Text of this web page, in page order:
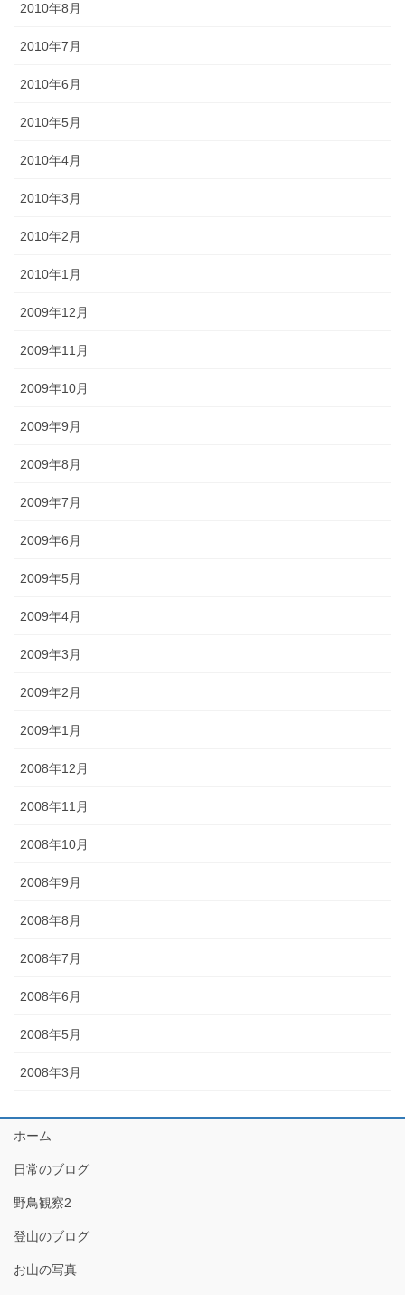
2010年8月
2010年7月
2010年6月
2010年5月
2010年4月
2010年3月
2010年2月
2010年1月
2009年12月
2009年11月
2009年10月
2009年9月
2009年8月
2009年7月
2009年6月
2009年5月
2009年4月
2009年3月
2009年2月
2009年1月
2008年12月
2008年11月
2008年10月
2008年9月
2008年8月
2008年7月
2008年6月
2008年5月
2008年3月
ホーム
日常のブログ
野鳥観察2
登山のブログ
お山の写真